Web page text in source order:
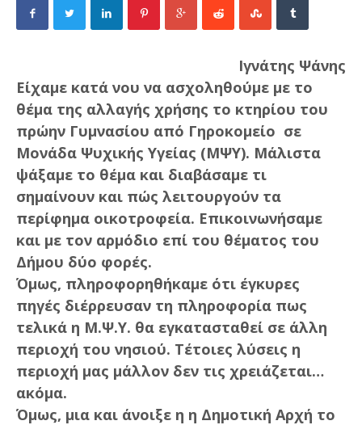
Ιγνάτης Ψάνης
Είχαμε κατά νου να ασχοληθούμε με το
θέμα της αλλαγής χρήσης το κτηρίου του
πρώην Γυμνασίου από Γηροκομείο σε
Μονάδα Ψυχικής Υγείας (ΜΨΥ). Μάλιστα
ψάξαμε το θέμα και διαβάσαμε τι
σημαίνουν και πώς λειτουργούν τα
περίφημα οικοτροφεία. Επικοινωνήσαμε
και με τον αρμόδιο επί του θέματος του
Δήμου δύο φορές.
Όμως, πληροφορηθήκαμε ότι έγκυρες
πηγές διέρρευσαν τη πληροφορία πως
τελικά η Μ.Ψ.Υ. θα εγκατασταθεί σε άλλη
περιοχή του νησιού. Τέτοιες λύσεις η
περιοχή μας μάλλον δεν τις χρειάζεται…
ακόμα.
Όμως, μια και άνοιξε η η Δημοτική Αρχή το